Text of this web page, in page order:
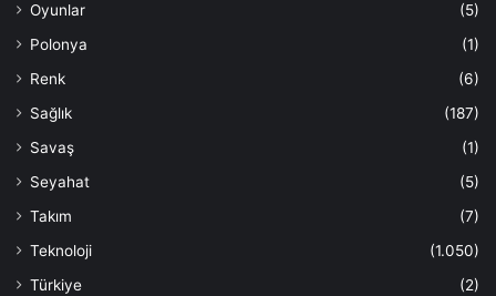
Oyunlar
(5)
Polonya
(1)
Renk
(6)
Sağlık
(187)
Savaş
(1)
Seyahat
(5)
Takım
(7)
Teknoloji
(1.050)
Türkiye
(2)